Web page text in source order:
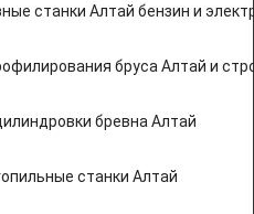
станки Алтай бензин и
бруса Алтай и
бревна Алтай
станки Алтай